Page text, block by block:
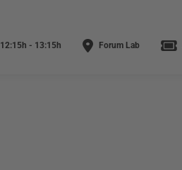
12:15h - 13:15h Forum Lab